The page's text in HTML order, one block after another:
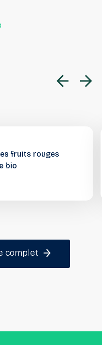
fruits rouges
bio
complet